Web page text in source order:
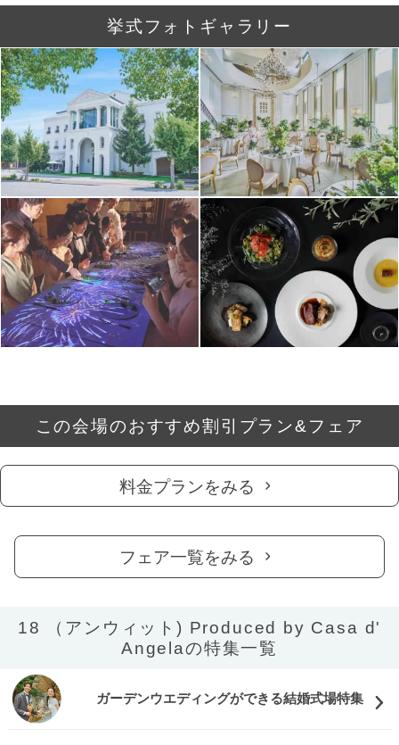
挙式フォトギャラリー
この会場のおすすめ割引プラン&フェア
料金プランをみる
フェア一覧をみる
18 （アンウィット) Produced by Casa d'
Angelaの特集一覧
ガーデンウエディングができる結婚式場特集